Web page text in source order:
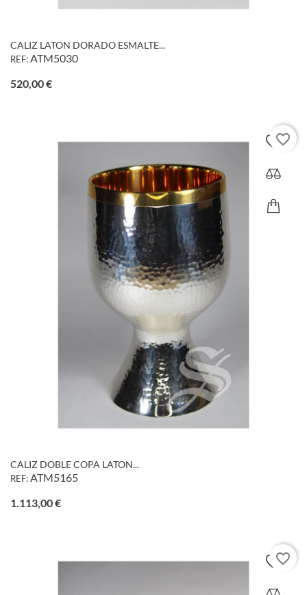
CALIZ LATON DORADO ESMALTE...
REF: ATM5030
520,00 €Precio
CALIZ DOBLE COPA LATON...
REF:ATM5165
1.113,00 €Precio
favorite_border
favorite_border